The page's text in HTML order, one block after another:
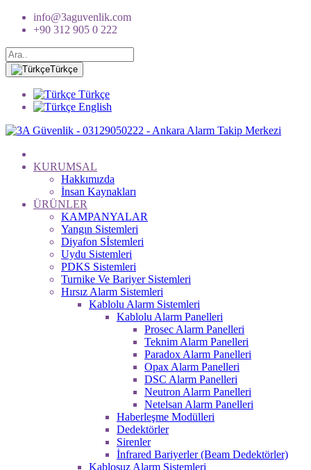
info@3aguvenlik.com
+90 312 905 0 222
Türkçe
Türkçe
English
KURUMSAL
Hakkımızda
İnsan Kaynakları
ÜRÜNLER
KAMPANYALAR
Yangın Sistemleri
Diyafon Sİstemleri
Uydu Sistemleri
PDKS Sistemleri
Turnike Ve Bariyer Sistemleri
Hırsız Alarm Sistemleri
Kablolu Alarm Sistemleri
Kablolu Alarm Panelleri
Prosec Alarm Panelleri
Teknim Alarm Panelleri
Paradox Alarm Panelleri
Opax Alarm Panelleri
DSC Alarm Panelleri
Neutron Alarm Panelleri
Netelsan Alarm Panelleri
Haberleşme Modülleri
Dedektörler
Sirenler
İnfrared Bariyerler (Beam Dedektörler)
Kablosuz Alarm Sistemleri